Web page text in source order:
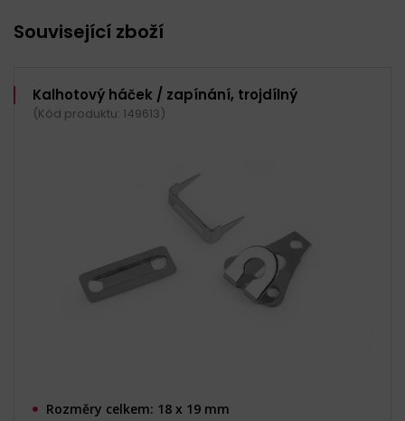
Související zboží
Kalhotový háček / zapínání, trojdílný
(Kód produktu: 149613)
Rozměry celkem: 18 x 19 mm